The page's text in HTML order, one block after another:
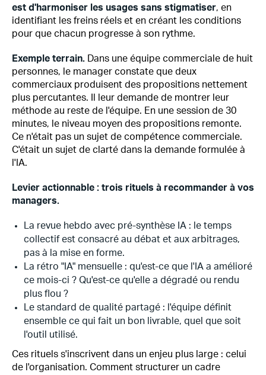
est d'harmoniser les usages sans stigmatiser, en
identifiant les freins réels et en créant les conditions
pour que chacun progresse à son rythme.
Exemple terrain. Dans une équipe commerciale de huit
personnes, le manager constate que deux
commerciaux produisent des propositions nettement
plus percutantes. Il leur demande de montrer leur
méthode au reste de l'équipe. En une session de 30
minutes, le niveau moyen des propositions remonte.
Ce n'était pas un sujet de compétence commerciale.
C'était un sujet de clarté dans la demande formulée à
l'IA.
Levier actionnable : trois rituels à recommander à vos
managers.
La revue hebdo avec pré-synthèse IA : le temps
collectif est consacré au débat et aux arbitrages,
pas à la mise en forme.
La rétro "IA" mensuelle : qu'est-ce que l'IA a amélioré
ce mois-ci ? Qu'est-ce qu'elle a dégradé ou rendu
plus flou ?
Le standard de qualité partagé : l'équipe définit
ensemble ce qui fait un bon livrable, quel que soit
l'outil utilisé.
Ces rituels s'inscrivent dans un enjeu plus large : celui
de l'organisation. Comment structurer un cadre